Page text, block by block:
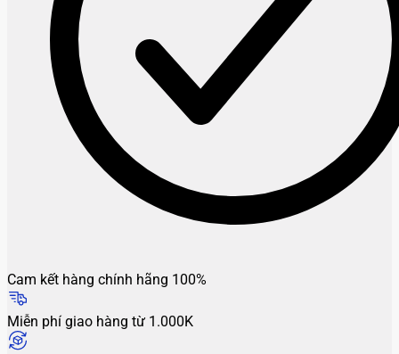
Cam kết hàng chính hãng 100%
Miễn phí giao hàng từ 1.000K